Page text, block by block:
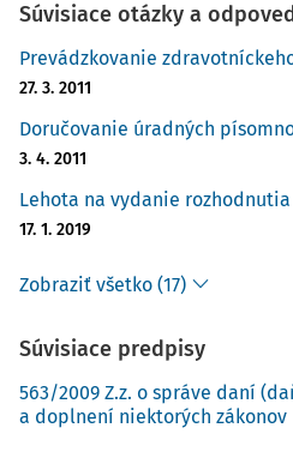
Súvisiace otázky a
Prevádzkovanie
27. 3. 2011
Doručovanie úradných
3. 4. 2011
Lehota na vydanie rozhodnutia
17. 1. 2019
Zobraziť všetko (17)
Súvisiace predpisy
563/2009 Z.z. o správe daní
a doplnení niektorých zákonov